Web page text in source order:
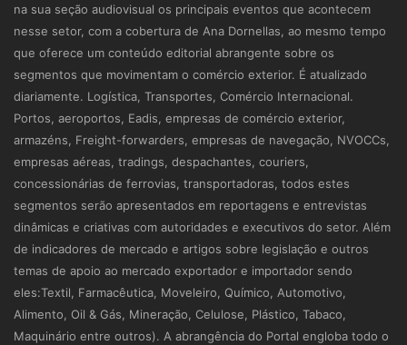
na sua seção audiovisual os principais eventos que acontecem
nesse setor, com a cobertura de Ana Dornellas, ao mesmo tempo
que oferece um conteúdo editorial abrangente sobre os
segmentos que movimentam o comércio exterior. É atualizado
diariamente. Logística, Transportes, Comércio Internacional.
Portos, aeroportos, Eadis, empresas de comércio exterior,
armazéns, Freight-forwarders, empresas de navegação, NVOCCs,
empresas aéreas, tradings, despachantes, couriers,
concessionárias de ferrovias, transportadoras, todos estes
segmentos serão apresentados em reportagens e entrevistas
dinâmicas e criativas com autoridades e executivos do setor. Além
de indicadores de mercado e artigos sobre legislação e outros
temas de apoio ao mercado exportador e importador sendo
eles:Textil, Farmacêutica, Moveleiro, Químico, Automotivo,
Alimento, Oil & Gás, Mineração, Celulose, Plástico, Tabaco,
Maquinário entre outros). A abrangência do Portal engloba todo o